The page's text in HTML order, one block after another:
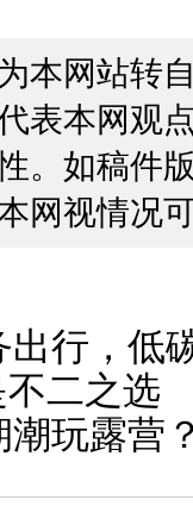
本网站转
表本网观
。如稿件
网视情况
出行，低
二之选
潮玩露营